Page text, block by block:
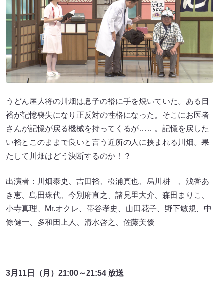
うどん屋大将の川畑は息子の裕に手を焼いていた。ある日
裕が記憶喪失になり正反対の性格になった。そこにお医者
さんが記憶が戻る機械を持ってくるが……。記憶を戻した
い裕とこのままで良いと言う近所の人に挟まれる川畑。果
たして川畑はどう決断するのか！？
出演者：川畑泰史、吉田裕、松浦真也、烏川耕一、浅香あ
き恵、島田珠代、今別府直之、諸見里大介、森田まりこ、
小寺真理、Mr.オクレ、帯谷孝史、山田花子、野下敏規、中
條健一、多和田上人、清水啓之、佐藤美優
3月11日（月）21:00～21:54 放送